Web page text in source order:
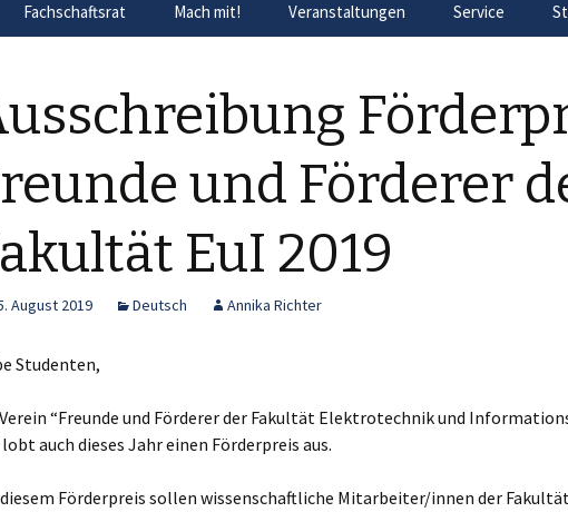
Fachschaftsrat Mach mit! Veranstaltungen Service
und Förderer
EuI 2019
August 2019 Deutsch Annika Richter
Studenten,
“Freunde und Förderer der Fakultät Elektrotechnik und
lobt auch dieses Jahr einen Förderpreis aus.
Förderpreis sollen wissenschaftliche Mitarbeiter/innen der